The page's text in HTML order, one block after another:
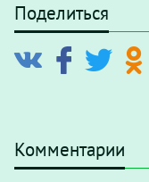
Поделиться
Комментарии